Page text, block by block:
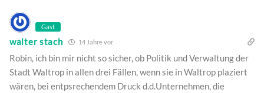
Gast
walter stach 14 Jahre vor
Robin, ich bin mir nicht so sicher, ob Politik und Verwaltung der
Stadt Waltrop in allen drei Fällen, wenn sie in Waltrop plaziert
wären, bei entpsrechendem Druck d.d.Unternehmen, die